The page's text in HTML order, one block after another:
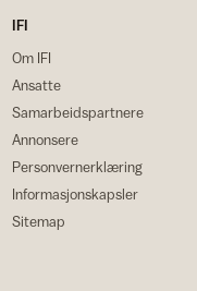
IFI
Om IFI
Ansatte
Samarbeidspartnere
Annonsere
Personvernerklæring
Informasjonskapsler
Sitemap